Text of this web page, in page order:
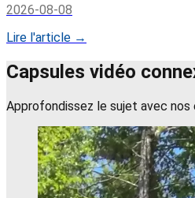
2026-08-08
Lire l'article →
Capsules vidéo
Approfondissez le sujet avec nos